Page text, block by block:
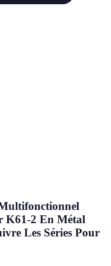
K61-2 En Métal
Les Séries Pour